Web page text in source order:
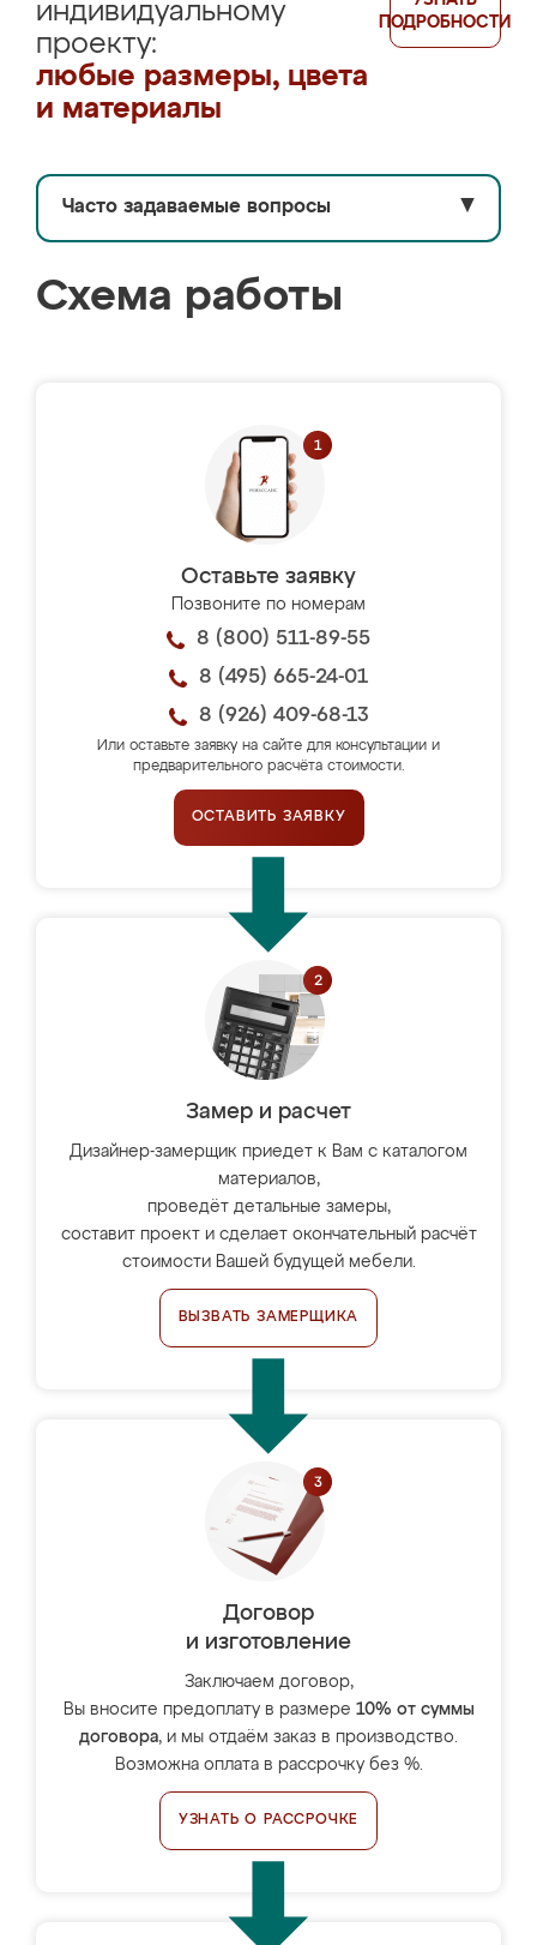
индивидуальному
проекту:
любые размеры, цвета
и материалы
ПОДРОБНОСТИ
Часто задаваемые вопросы ▼
Схема работы
Оставьте заявку
Позвоните по номерам
8 (800) 511-89-55
8 (495) 665-24-01
8 (926) 409-68-13
Или оставьте заявку на сайте для консультации и
предварительного расчёта стоимости.
ОСТАВИТЬ ЗАЯВКУ
Замер и расчет
Дизайнер-замерщик приедет к Вам с каталогом
материалов,
проведёт детальные замеры,
составит проект и сделает окончательный расчёт
стоимости Вашей будущей мебели.
ВЫЗВАТЬ ЗАМЕРЩИКА
Договор
и изготовление
Заключаем договор,
Вы вносите предоплату в размере 10% от суммы
договора, и мы отдаём заказ в производство.
Возможна оплата в рассрочку без %.
УЗНАТЬ О РАССРОЧКЕ